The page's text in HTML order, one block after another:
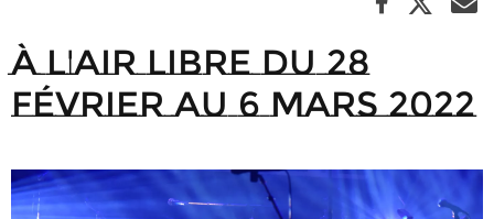
À l'air libre du 28
février au 6 mars 2022